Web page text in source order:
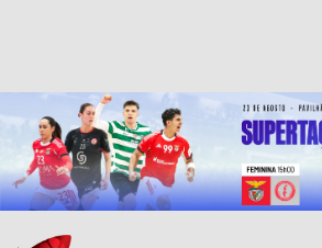
Resultados Andebol
Federação de Andebol de Portugal
Grátis - Disponivel na Play Store